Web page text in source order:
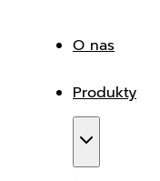
O nas
Produkty